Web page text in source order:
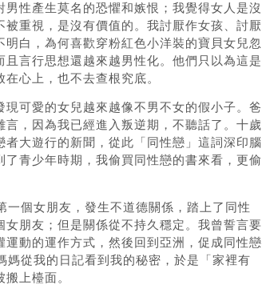
男性產生莫名的恐懼和嫉恨；我覺得女人是沒
被重視，是沒有價值的。我討厭作女孩、討厭
明白，為何喜歡穿粉紅色小洋裝的寶貝女兒忽
且言行思想還越來越男性化。他們只以為這是
心上，也不去查根究底。
現可愛的女兒越來越像不男不女的假小子。爸
言，因為我已經進入叛逆期，不聽話了。十歲
者大遊行的新聞，從此「同性戀」這詞深印腦
了青少年時期，我偷買同性戀的書來看，更偷
一個女朋友，發生不道德關係，踏上了同性
女朋友；但是關係從不持久穩定。我曾誓言要
運動的運作方式，然後回到亞洲，促成同性戀
媽從我的日記看到我的秘密，於是「家裡有
上檯面。